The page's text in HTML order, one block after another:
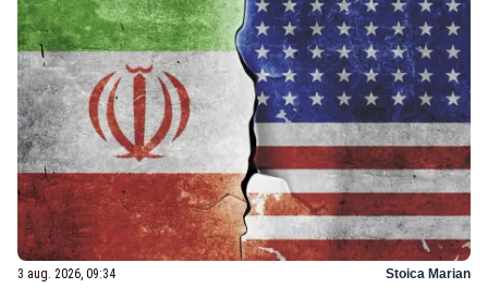
3 aug. 2026, 09:34 Stoica Marian